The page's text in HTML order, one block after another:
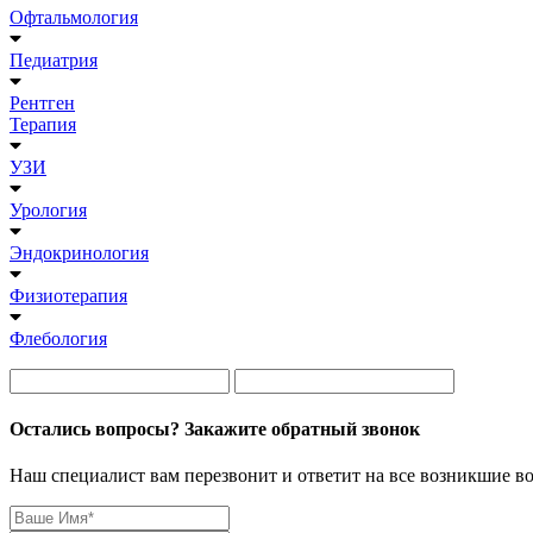
Офтальмология
Педиатрия
Рентген
Терапия
УЗИ
Урология
Эндокринология
Физиотерапия
Флебология
Остались вопросы? Закажите обратный звонок
Наш специалист вам перезвонит и ответит на все возникшие